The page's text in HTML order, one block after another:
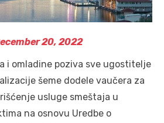
20, 2022
i omladine poziva sve ugostitelje
šeme dodele vaučera za
usluge smeštaja u
na osnovu Uredbe o